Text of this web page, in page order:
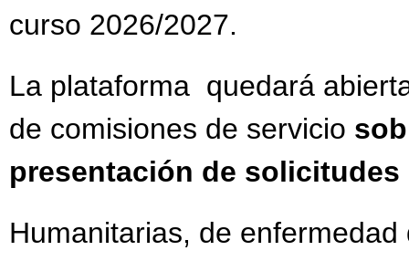
curso 2026/2027.
La plataforma quedará
de comisiones de servicio
presentación de solicitudes
Humanitarias, de